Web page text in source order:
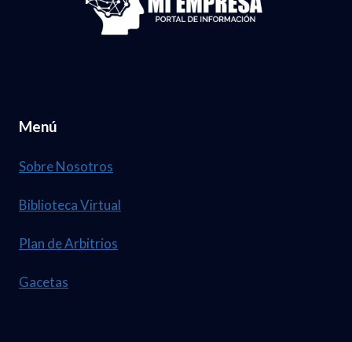
Menú
Sobre Nosotros
Biblioteca Virtual
Plan de Arbitrios
Gacetas